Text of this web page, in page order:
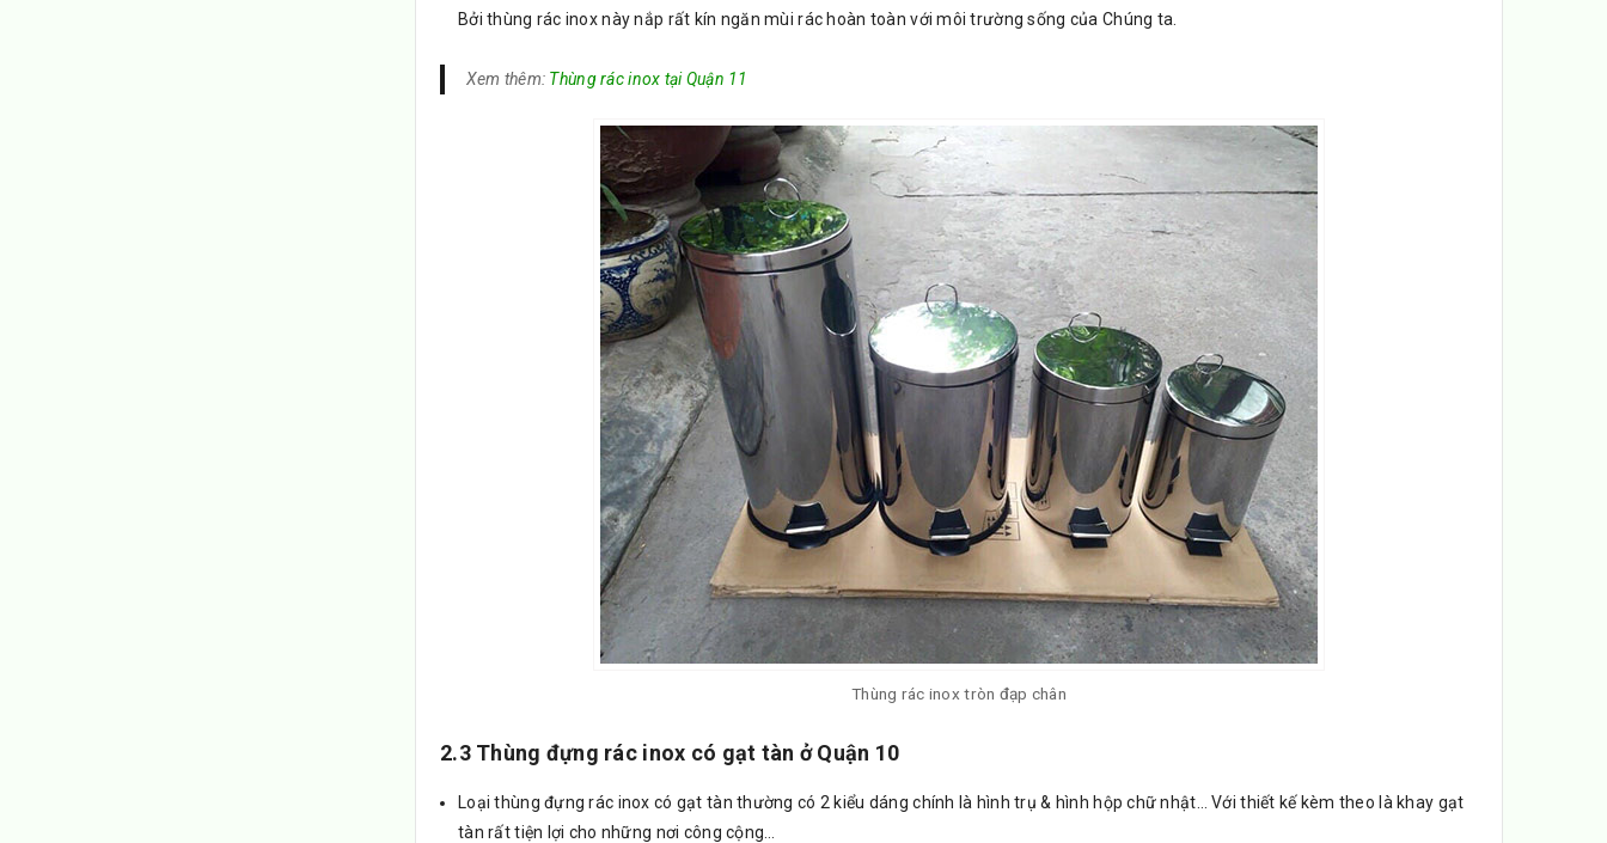
Bởi thùng rác inox này nắp rất kín ngăn mùi rác hoàn toàn với môi trường sống của Chúng ta.
Xem thêm: Thùng rác inox tại Quận 11
Thùng rác inox tròn đạp chân
2.3 Thùng đựng rác inox có gạt tàn ở Quận 10
Loại thùng đựng rác inox có gạt tàn thường có 2 kiểu dáng chính là hình trụ & hình hộp chữ nhật… Với thiết kế kèm theo là khay gạt
tàn rất tiện lợi cho những nơi công cộng…